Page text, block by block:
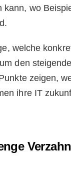
kann, wo
welche
den
zeigen,
ihre IT